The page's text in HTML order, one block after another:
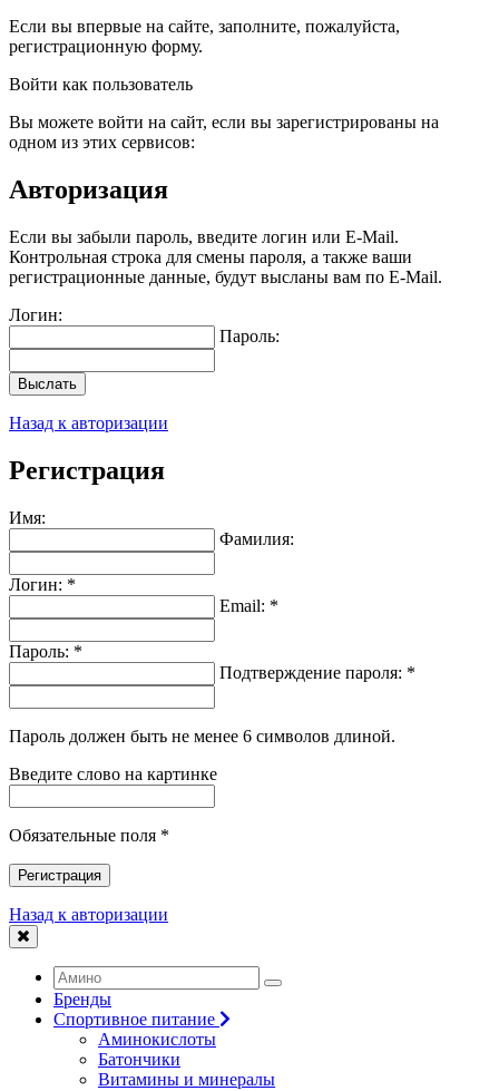
Если вы впервые на сайте, заполните, пожалуйста,
регистрационную форму.
Войти как пользователь
Вы можете войти на сайт, если вы зарегистрированы на
одном из этих сервисов:
Авторизация
Если вы забыли пароль, введите логин или E-Mail.
Контрольная строка для смены пароля, а также ваши
регистрационные данные, будут высланы вам по E-Mail.
Логин:
Пароль:
Выслать
Назад к авторизации
Регистрация
Имя:
Фамилия:
Логин: *
Email: *
Пароль: *
Подтверждение пароля: *
Пароль должен быть не менее 6 символов длиной.
Введите слово на картинке
Обязательные поля *
Регистрация
Назад к авторизации
Бренды
Спортивное питание
Аминокислоты
Батончики
Витамины и минералы